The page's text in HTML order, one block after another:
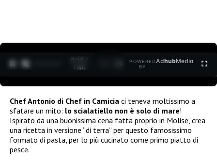
0:14 /
1:40
POWERED
BY
AdhubMedia
Chef Antonio di Chef in Camicia ci teneva moltissimo a
sfatare un mito: lo scialatiello non è solo di mare!
Ispirato da una buonissima cena fatta proprio in Molise, crea
una ricetta in versione “di terra” per questo famosissimo
formato di pasta, per lo più cucinato come primo piatto di
pesce.